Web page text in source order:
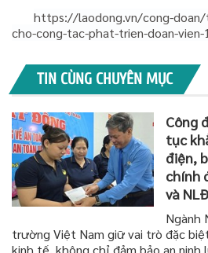
https://laodong.vn/cong-
cho-cong-tac-phat-trien-doan-
TIN CÙNG CHUYÊN MỤC
Công
tục
điện,
chính
và NLĐ
Ngành
trường Việt Nam giữ vai trò đặc
kinh tế, không chỉ đảm bảo an